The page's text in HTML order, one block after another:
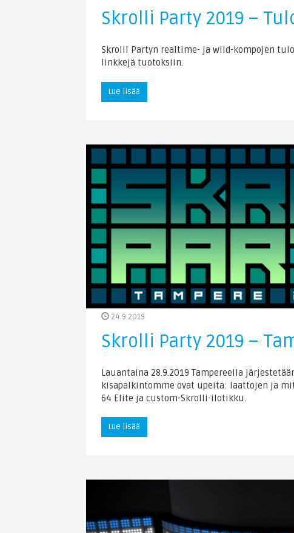
Skrolli Party 2019 –
Skrolli Partyn realtime- ja wild-kompojen
linkkejä tuotoksiin.
Lue lisää
24.9.2019
Skrolli Party 2019 –
Lauantaina 28.9.2019 Tampereella
kisapalkintomme ovat upeita: laattojen ja
64 Elite ja custom-Skrolli-ilotikku.
Lue lisää